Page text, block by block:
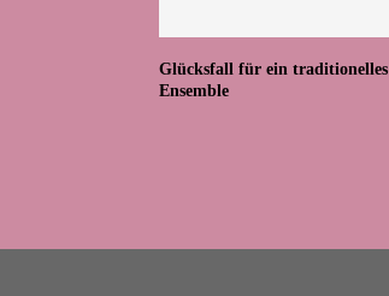
Glücksfall für ein traditionelles
Ensemble